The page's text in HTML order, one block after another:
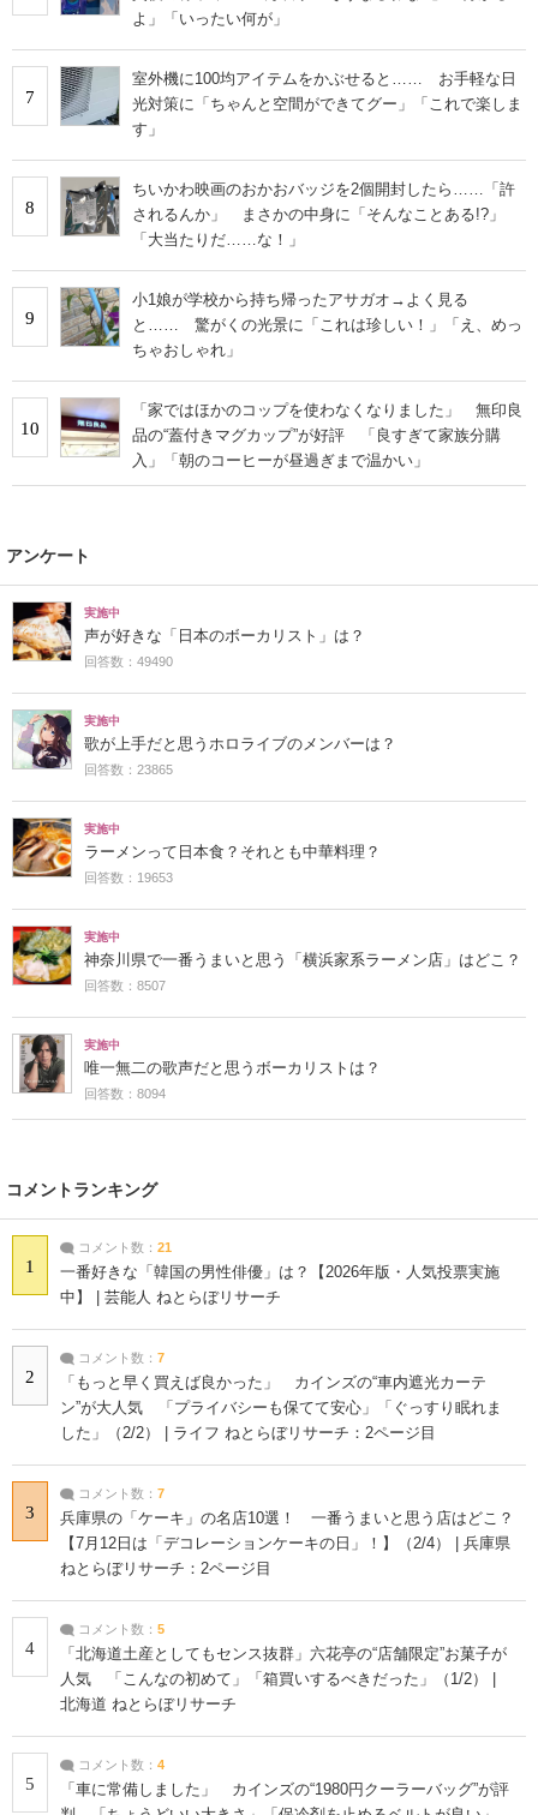
よ」「いったい何が」
7
室外機に100均アイテムをかぶせると…… お手軽な日
光対策に「ちゃんと空間ができてグー」「これで楽しま
す」
8
ちいかわ映画のおかおバッジを2個開封したら……「許
されるんか」 まさかの中身に「そんなことある!?」
「大当たりだ……な！」
9
小1娘が学校から持ち帰ったアサガオ→よく見る
と…… 驚がくの光景に「これは珍しい！」「え、めっ
ちゃおしゃれ」
10
「家ではほかのコップを使わなくなりました」 無印良
品の“蓋付きマグカップ”が好評 「良すぎて家族分購
入」「朝のコーヒーが昼過ぎまで温かい」
アンケート
実施中
声が好きな「日本のボーカリスト」は？
回答数：49490
実施中
歌が上手だと思うホロライブのメンバーは？
回答数：23865
実施中
ラーメンって日本食？それとも中華料理？
回答数：19653
実施中
神奈川県で一番うまいと思う「横浜家系ラーメン店」はどこ？
回答数：8507
実施中
唯一無二の歌声だと思うボーカリストは？
回答数：8094
コメントランキング
1
コメント数： 21
一番好きな「韓国の男性俳優」は？【2026年版・人気投票実施
中】 | 芸能人 ねとらぼリサーチ
2
コメント数： 7
「もっと早く買えば良かった」 カインズの“車内遮光カーテ
ン”が大人気 「プライバシーも保てて安心」「ぐっすり眠れま
した」（2/2） | ライフ ねとらぼリサーチ：2ページ目
3
コメント数： 7
兵庫県の「ケーキ」の名店10選！ 一番うまいと思う店はどこ？
【7月12日は「デコレーションケーキの日」！】（2/4） | 兵庫県
ねとらぼリサーチ：2ページ目
4
コメント数： 5
「北海道土産としてもセンス抜群」六花亭の“店舗限定”お菓子が
人気 「こんなの初めて」「箱買いするべきだった」（1/2） |
北海道 ねとらぼリサーチ
5
コメント数： 4
「車に常備しました」 カインズの“1980円クーラーバッグ”が評